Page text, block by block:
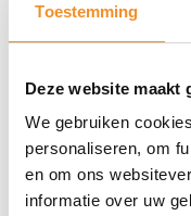
Toestemming
Deze website maakt
We gebruiken
personaliseren, om
en om ons
informatie over uw
Wallet
De Samsung Galaxy
functionaliteit in
geïntegreerde
meldingen en